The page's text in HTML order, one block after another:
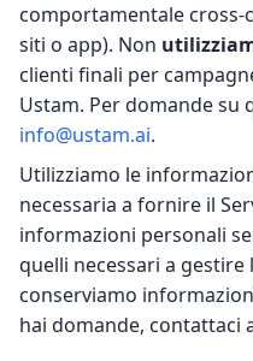
comportamentale
siti o app). Non
clienti finali per
Ustam. Per domande su
info@ustam.ai.
Utilizziamo le
necessaria a fornire il
informazioni personali
quelli necessari a gestire
conserviamo
hai domande, contattaci